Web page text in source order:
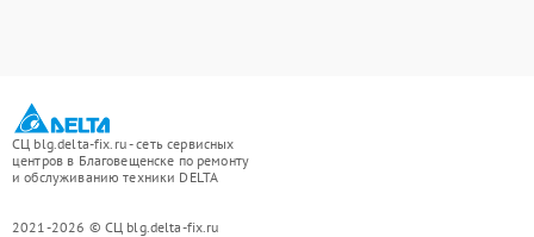
СЦ blg.delta-fix.ru - сеть сервисных
центров в Благовещенске по ремонту
и обслуживанию техники DELTA
2021-2026 © СЦ blg.delta-fix.ru